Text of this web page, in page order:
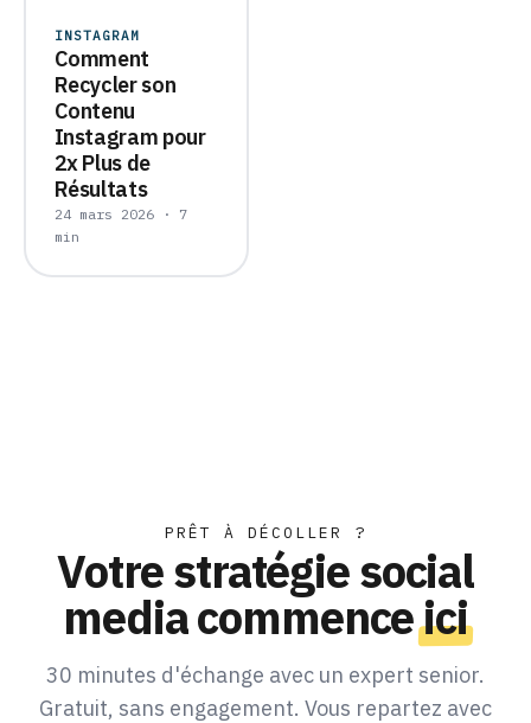
INSTAGRAM
Comment
Recycler son
Contenu
Instagram pour
2x Plus de
Résultats
24 mars 2026 · 7
min
PRÊT À DÉCOLLER ?
Votre stratégie social
media commenceici
30 minutes d'échange avec un expert senior.
Gratuit, sans engagement. Vous repartez avec